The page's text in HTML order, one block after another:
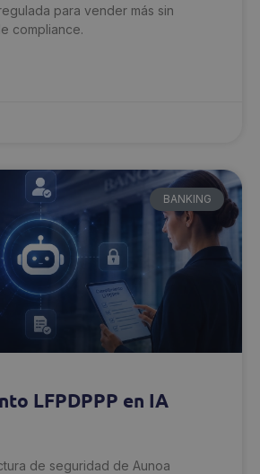
para vender más sin
compliance.
BANKING
LFPDPPP en IA
de seguridad de Aunoa